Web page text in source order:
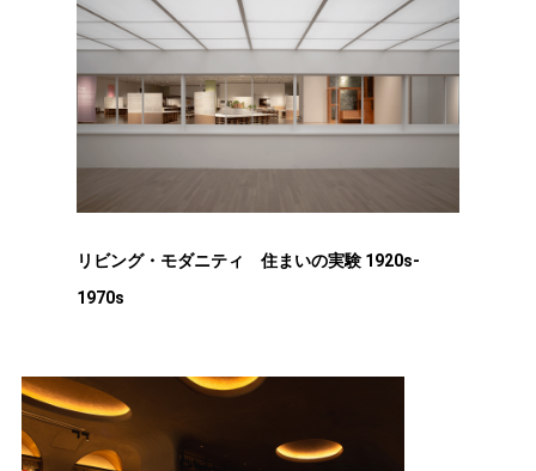
リビング・モダニティ 住まいの実験 1920s-
1970s